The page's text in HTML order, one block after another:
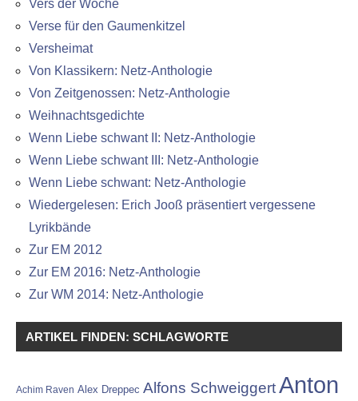
Vers der Woche
Verse für den Gaumenkitzel
Versheimat
Von Klassikern: Netz-Anthologie
Von Zeitgenossen: Netz-Anthologie
Weihnachtsgedichte
Wenn Liebe schwant II: Netz-Anthologie
Wenn Liebe schwant III: Netz-Anthologie
Wenn Liebe schwant: Netz-Anthologie
Wiedergelesen: Erich Jooß präsentiert vergessene
Lyrikbände
Zur EM 2012
Zur EM 2016: Netz-Anthologie
Zur WM 2014: Netz-Anthologie
ARTIKEL FINDEN: SCHLAGWORTE
Achim Raven Alex Dreppec Alfons Schweiggert Anton